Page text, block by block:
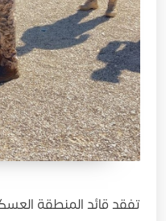
تفقد قائد المنطقة